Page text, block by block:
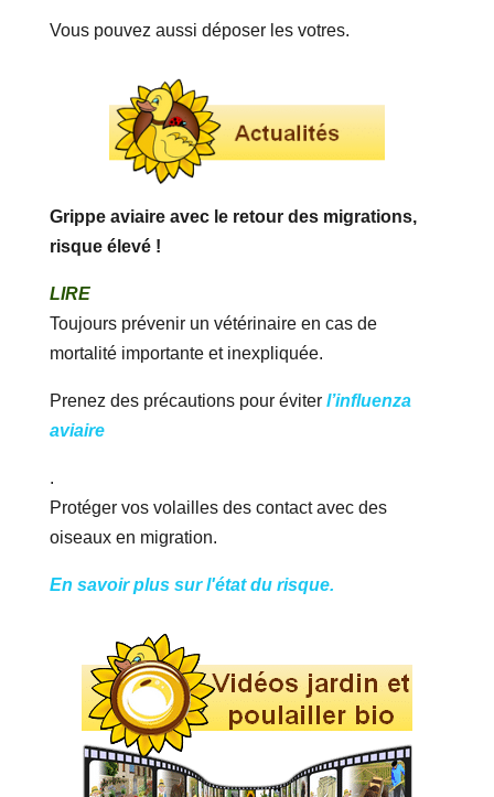
Vous pouvez aussi déposer les votres.
Grippe aviaire avec le retour des migrations,
risque élevé !
LIRE
Toujours prévenir un vétérinaire en cas de
mortalité importante et inexpliquée.
Prenez des précautions pour éviter l’influenza
aviaire
.
Protéger vos volailles des contact avec des
oiseaux en migration.
En savoir plus sur l'état du risque.